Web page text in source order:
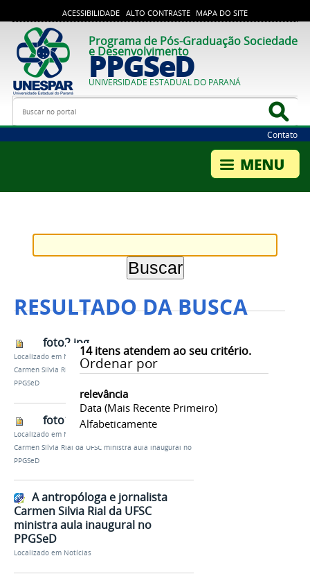
ACESSIBILIDADE ALTO CONTRASTE MAPA DO SITE
Programa de Pós-Graduação Sociedade
e Desenvolvimento
PPGSeD
UNIVERSIDADE ESTADUAL DO PARANÁ
Busca
Contato
RESULTADO DA BUSCA
14itens atendem ao seu critério.
Ordenar por
relevância
Data (mais Recente Primeiro)
Alfabeticamente
foto2.jpg
Localizado em Notícias /A antropóloga e jornalista
Carmen Silvia Rial da UFSC ministra aula inaugural no
PPGSeD
foto1.jpg
Localizado em Notícias
Carmen Silvia Rial da UFSC ministra aula inaugural no
PPGSeD
A antropóloga e jornalista
Carmen Silvia Rial da UFSC
ministra aula inaugural no
PPGSeD
Localizado em Notícias